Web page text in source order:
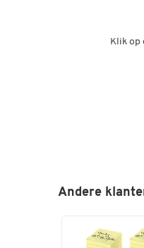
Klik op
Andere